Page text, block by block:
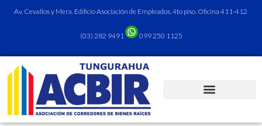
Av. Cevallos y Mera. Edificio Asociación de Empleados. 4to piso. Oficina 411-412
(03) 282 9491 099 250 1125